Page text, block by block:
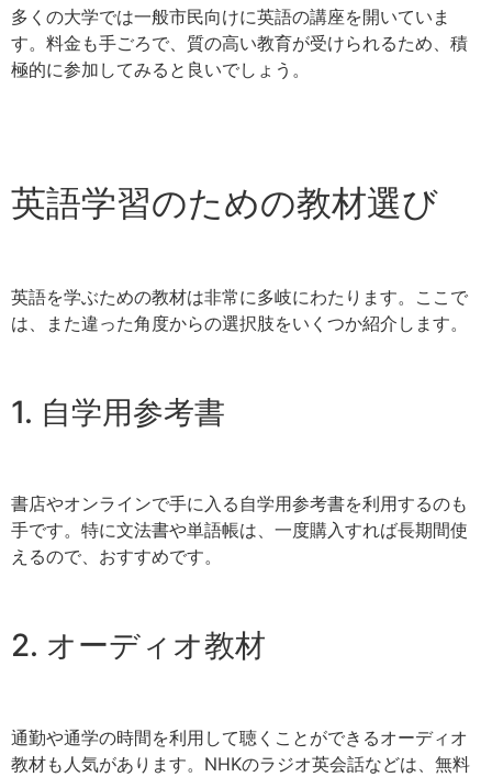
多くの大学では一般市民向けに英語の講座を開いていま
す。料金も手ごろで、質の高い教育が受けられるため、積
極的に参加してみると良いでしょう。
英語学習のための教材選び
英語を学ぶための教材は非常に多岐にわたります。ここで
は、また違った角度からの選択肢をいくつか紹介します。
1. 自学用参考書
書店やオンラインで手に入る自学用参考書を利用するのも
手です。特に文法書や単語帳は、一度購入すれば長期間使
えるので、おすすめです。
2. オーディオ教材
通勤や通学の時間を利用して聴くことができるオーディオ
教材も人気があります。NHKのラジオ英会話などは、無料